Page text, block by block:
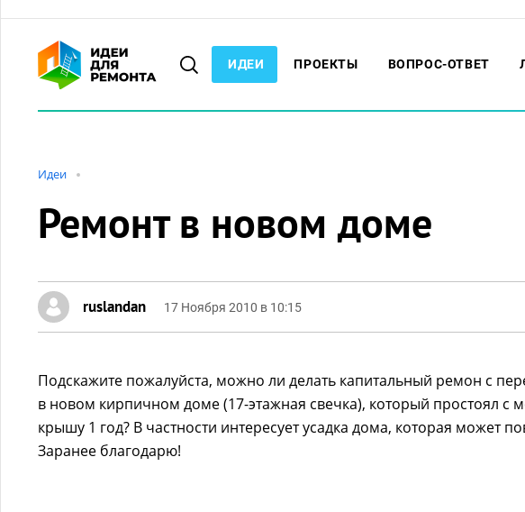
ИДЕИ ПРОЕКТЫ ВОПРОС-ОТВЕТ
Идеи
Ремонт в новом доме
ruslandan 17 Ноября 2010 в 10:15
Подскажите пожалуйста, можно ли делать капитальный ремон с
в новом кирпичном доме (17-этажная свечка), который простоял с
крышу 1 год? В частности интересует усадка дома, которая может
Заранее благодарю!